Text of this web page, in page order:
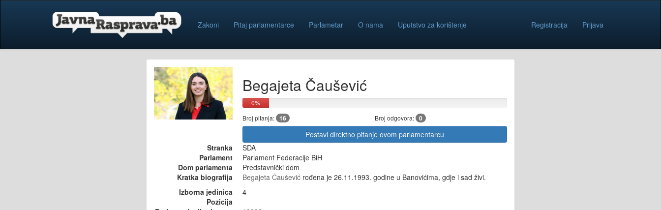
Zakoni Pitaj parlamentarce Parlametar O nama Uputstvo za korištenje Registracija Prijava
Begajeta Čaušević
0%
Broj pitanja: 16 Broj odgovora: 0
Postavi direktno pitanje ovom parlamentarcu
Stranka
SDA
Parlament
Parlament Federacije BiH
Dom parlamenta
Predstavnički dom
Kratka biografija
Begajeta Čaušević rođena je 26.11.1993. godine u Banovićima, gdje i sad živi.
Izborna jedinica
4
Pozicija